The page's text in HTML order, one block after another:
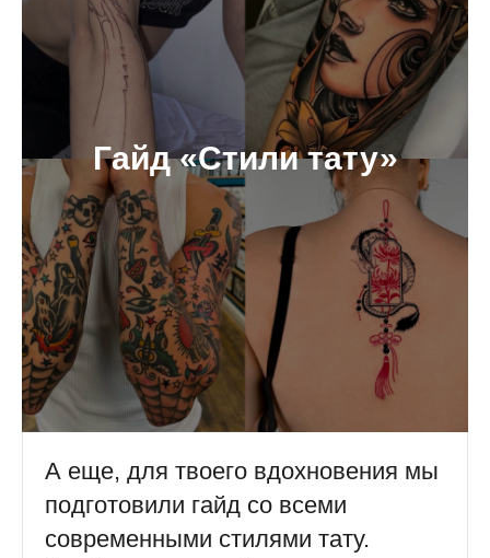
Гайд «Стили тату»
А еще, для твоего вдохновения мы
подготовили гайд со всеми
современными стилями тату.